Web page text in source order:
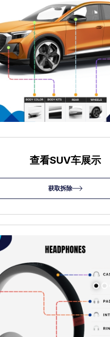
查看SUV车展示
获取拆除